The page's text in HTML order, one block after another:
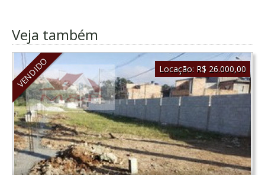
Veja também
VENDIDO Locação: R$ 26.000,00